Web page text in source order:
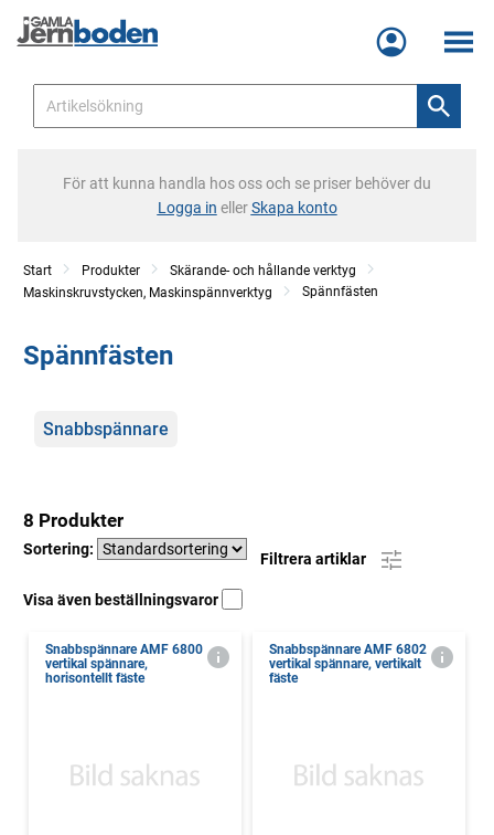
Meny
För att kunna handla hos oss och se priser behöver du
Logga in ellerSkapa konto
Start Produkter
Skärande- och hållande verktyg
Maskinskruvstycken, Maskinspännverktyg
Spännfästen
Spännfästen
Kategorier
Snabbspännare
8 Produkter
Sortering:
Filtrera artiklar
Visa även beställningsvaror
Snabbspännare AMF 6800
vertikal spännare,
horisontellt fäste
Snabbspännare AMF 6802
vertikal spännare, vertikalt
fäste